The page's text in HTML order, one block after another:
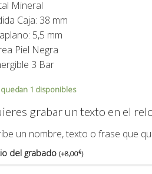
179,00€.
Mineral
Caja: 38 mm
5,5 mm
Piel Negra
3 Bar
1 disponibles
grabar un texto en el
un nombre, texto o frase que
del grabado (+8,00€)